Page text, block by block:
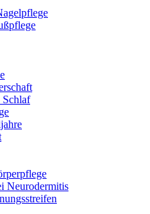
Schlaf
Neurodermitis